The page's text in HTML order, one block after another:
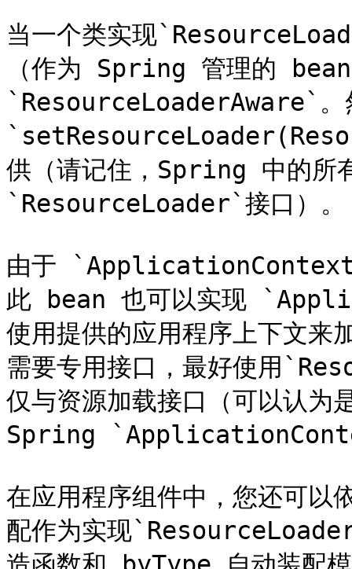
当一个类实现
（作为 Spring 管理的 bean
`ResourceLoaderAware`。
供（请记住，Spring 中的所
`ResourceLoader`接口）。
由于
此 bean 也可以实现
使用提供的应用程序上下文来
需要专用接口，最好使用
仅与资源加载接口（可以认为
Spring
在应用程序组件中，您还可
配作为实现